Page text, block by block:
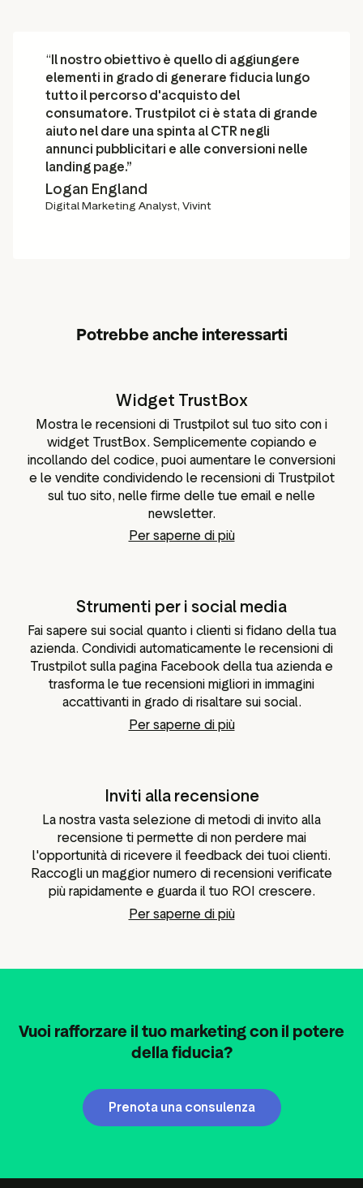
“ Il nostro obiettivo è quello di aggiungere
elementi in grado di generare fiducia lungo
tutto il percorso d'acquisto del
consumatore. Trustpilot ci è stata di grande
aiuto nel dare una spinta al CTR negli
annunci pubblicitari e alle conversioni nelle
landing page.”
Logan England
Digital Marketing Analyst, Vivint
Potrebbe anche interessarti
Widget TrustBox
Mostra le recensioni di Trustpilot sul tuo sito con i
widget TrustBox. Semplicemente copiando e
incollando del codice, puoi aumentare le conversioni
e le vendite condividendo le recensioni di Trustpilot
sul tuo sito, nelle firme delle tue email e nelle
newsletter.
Per saperne di più
Strumenti per i social media
Fai sapere sui social quanto i clienti si fidano della tua
azienda. Condividi automaticamente le recensioni di
Trustpilot sulla pagina Facebook della tua azienda e
trasforma le tue recensioni migliori in immagini
accattivanti in grado di risaltare sui social.
Per saperne di più
Inviti alla recensione
La nostra vasta selezione di metodi di invito alla
recensione ti permette di non perdere mai
l'opportunità di ricevere il feedback dei tuoi clienti.
Raccogli un maggior numero di recensioni verificate
più rapidamente e guarda il tuo ROI crescere.
Per saperne di più
Vuoi rafforzare il tuo marketing con il potere
della fiducia?
Prenota una consulenza